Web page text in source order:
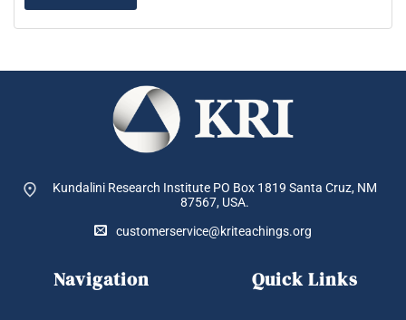
Kundalini Research Institute PO Box 1819 Santa Cruz, NM
87567, USA.
customerservice@kriteachings.org
Navigation Quick Links